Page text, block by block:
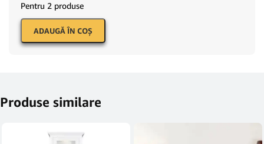
Pentru 2 produse
ADAUGĂ ÎN COŞ
Produse similare